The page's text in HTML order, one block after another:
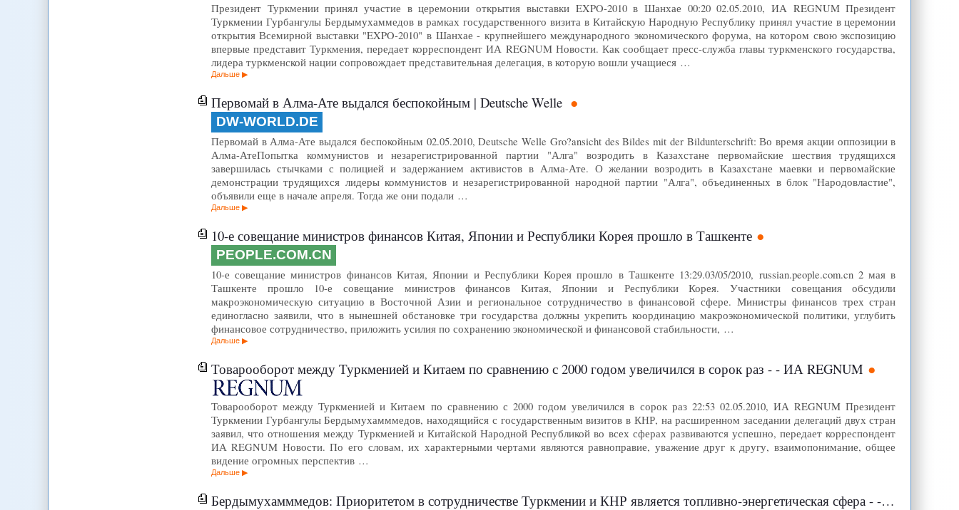
Президент Туркмении принял участие в церемонии открытия выставки EXPO-2010 в Шанхае 00:20 02.05.2010, ИА REGNUM Президент
Туркмении Гурбангулы Бердымухаммедов в рамках государственного визита в Китайскую Народную Республику принял участие в церемонии
открытия Всемирной выставки "EXPO-2010" в Шанхае - крупнейшего международного экономического форума, на котором свою экспозицию
впервые представит Туркмения, передает корреспондент ИА REGNUM Новости. Как сообщает пресс-служба главы туркменского государства,
лидера туркменской нации сопровождает представительная делегация, в которую вошли учащиеся …
Дальше
Первомай в Алма-Ате выдался беспокойным | Deutsche Welle
DW-WORLD.DE
Первомай в Алма-Ате выдался беспокойным 02.05.2010, Deutsche Welle Gro?ansicht des Bildes mit der Bildunterschrift: Во время акции оппозиции в
Алма-АтеПопытка коммунистов и незарегистрированной партии "Алга" возродить в Казахстане первомайские шествия трудящихся
завершилась стычками с полицией и задержанием активистов в Алма-Ате. О желании возродить в Казахстане маевки и первомайские
демонстрации трудящихся лидеры коммунистов и незарегистрированной народной партии "Алга", объединенных в блок "Народовластие",
объявили еще в начале апреля. Тогда же они подали …
Дальше
10-е совещание министров финансов Китая, Японии и Республики Корея прошло в Ташкенте
PEOPLE.COM.CN
10-е совещание министров финансов Китая, Японии и Республики Корея прошло в Ташкенте 13:29.03/05/2010, russian.people.com.cn 2 мая в
Ташкенте прошло 10-е совещание министров финансов Китая, Японии и Республики Корея. Участники совещания обсудили
макроэкономическую ситуацию в Восточной Азии и региональное сотрудничество в финансовой сфере. Министры финансов трех стран
единогласно заявили, что в нынешней обстановке три государства должны укрепить координацию макроэкономической политики, углубить
финансовое сотрудничество, приложить усилия по сохранению экономической и финансовой стабильности, …
Дальше
Товарооборот между Туркменией и Китаем по сравнению с 2000 годом увеличился в сорок раз - - ИА REGNUM
Товарооборот между Туркменией и Китаем по сравнению с 2000 годом увеличился в сорок раз 22:53 02.05.2010, ИА REGNUM Президент
Туркмении Гурбангулы Бердымухамммедов, находящийся с государственным визитов в КНР, на расширенном заседании делегаций двух стран
заявил, что отношения между Туркменией и Китайской Народной Республикой во всех сферах развиваются успешно, передает корреспондент
ИА REGNUM Новости. По его словам, их характерными чертами являются равноправие, уважение друг к другу, взаимопонимание, общее
видение огромных перспектив …
Дальше
Бердымухамммедов: Приоритетом в сотрудничестве Туркмении и КНР является топливно-энергетическая сфера - - ИА REGNUM